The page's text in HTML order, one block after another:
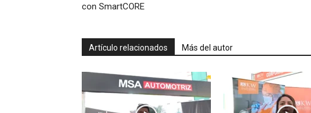
con SmartCORE
Artículo relacionados Más del autor